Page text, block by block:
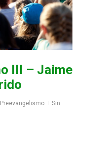
III – Jaime
Preevangelismo Sin